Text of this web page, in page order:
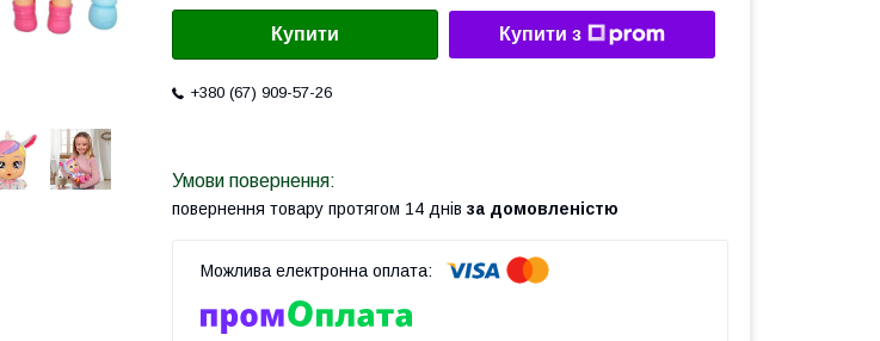
Купити Купити з
+380 (67) 909-57-26
повернення товару протягом 14 днів за домовленістю